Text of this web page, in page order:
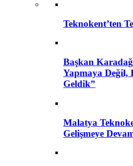
Teknokent’ten
Başkan
Yapmaya Değil,
Geldik”
Malatya
Gelişmeye